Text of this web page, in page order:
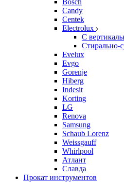
Bosch
Candy
Centek
Electrolux
С
Evelux
Evgo
Gorenje
Hiberg
Indesit
Korting
LG
Renova
Samsung
Schaub Lorenz
Weissgauff
Whirlpool
Атлант
Славда
Прокат инструментов